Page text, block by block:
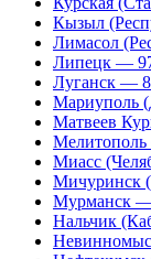
Кызыл
Лимасол
Липецк —
Луганск —
Мариуполь
Матвеев
Мелитополь
Миасс
Мичуринск
Мурманск
Нальчик